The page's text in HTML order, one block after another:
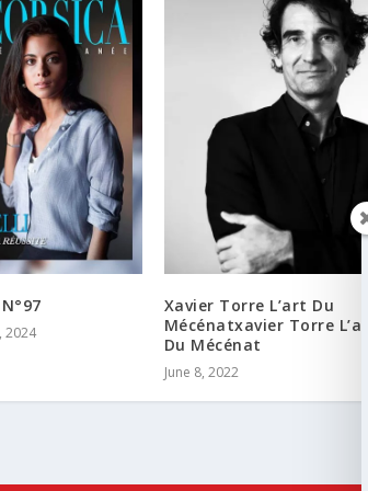
2024
Xavier Torre L’art Du
Mécénatxavier Torre L’art
Du Mécénat
June 8, 2022